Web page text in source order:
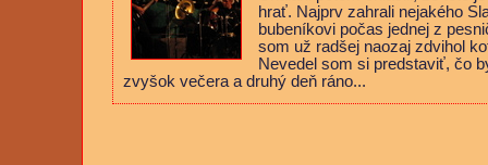
hrať. Najprv zahrali nejakého
bubeníkovi počas jednej z
som už radšej naozaj zdvihol
Nevedel som si predstaviť, čo
zvyšok večera a druhý deň ráno...